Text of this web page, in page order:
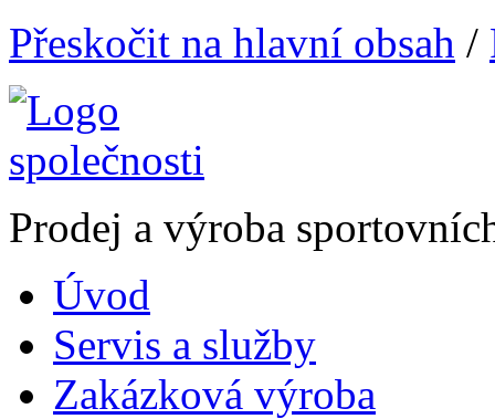
Přeskočit na hlavní obsah /
Prodej a výroba
Úvod
Servis a služby
Zakázková výroba